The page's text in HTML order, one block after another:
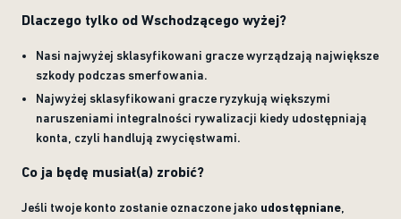
Dlaczego tylko od Wschodzącego wyżej?
Nasi najwyżej sklasyfikowani gracze wyrządzają największe
szkody podczas smerfowania.
Najwyżej sklasyfikowani gracze ryzykują większymi
naruszeniami integralności rywalizacji kiedy udostępniają
konta, czyli handlują zwycięstwami.
Co ja będę musiał(a) zrobić?
Jeśli twoje konto zostanie oznaczone jako udostępniane